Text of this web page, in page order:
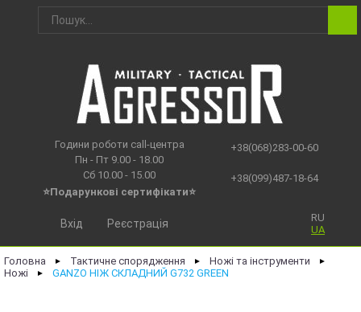
Години роботи call-центра
Пн - Пт 9.00 - 18.00
Сб 10.00 - 15.00
⭐Подарункові сертифікати⭐
+38(068)283-00-60
+38(099)487-18-64
RU
UA
Вхід Реєстрація
Головна ► Тактичне спорядження ► Ножі та інструменти ►
Ножі ► GANZO НІЖ СКЛАДНИЙ G732 GREEN